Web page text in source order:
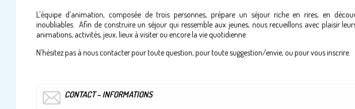
L'équipe d’animation, composée de trois personnes, prépare un séjour riche en rires, en
inoubliables. Afin de construire un séjour qui ressemble aux jeunes, nous recueillons avec plaisir
animations, activités, jeux, lieux à visiter ou encore la vie quotidienne.
N’hésitez pas à nous contacter pour toute question, pour toute suggestion/envie, ou pour vous inscrire.
CONTACT – INFORMATIONS